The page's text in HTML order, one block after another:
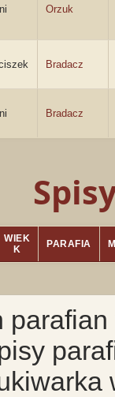
Orzuk
Bradacz
Bradacz
WIEK
K
PARAFIA